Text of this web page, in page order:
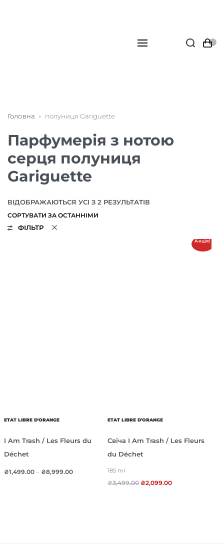
Головна › полуниця Gariguette
Парфумерія з нотою
серця полуниця
Gariguette
ВІДОБРАЖАЮТЬСЯ УСІ З 2 РЕЗУЛЬТАТІВ
ФІЛЬТР
ETAT LIBRE D'ORANGE
I Am Trash / Les Fleurs du
Déchet
₴1,499.00– ₴8,999.00
Акція!
ETAT LIBRE D'ORANGE
Свіча I Am Trash / Les Fleurs
du Déchet
185 ml
₴3,499.00 ₴2,099.00